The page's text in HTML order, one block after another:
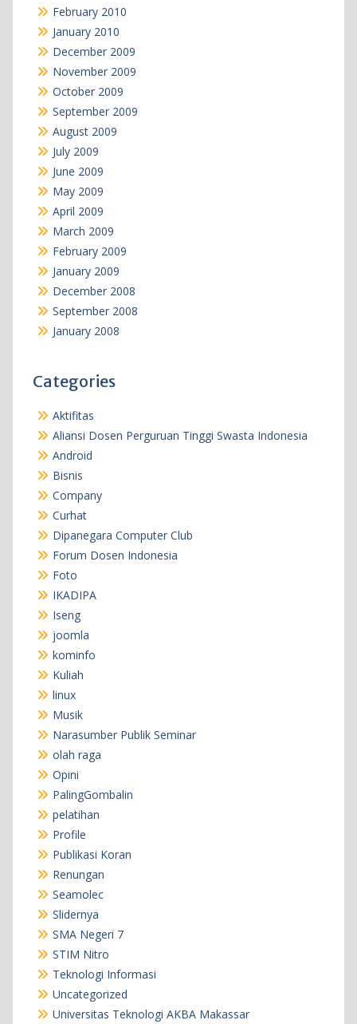
February 2010
January 2010
December 2009
November 2009
October 2009
September 2009
August 2009
July 2009
June 2009
May 2009
April 2009
March 2009
February 2009
January 2009
December 2008
September 2008
January 2008
Categories
Aktifitas
Aliansi Dosen Perguruan Tinggi Swasta Indonesia
Android
Bisnis
Company
Curhat
Dipanegara Computer Club
Forum Dosen Indonesia
Foto
IKADIPA
Iseng
joomla
kominfo
Kuliah
linux
Musik
Narasumber Publik Seminar
olah raga
Opini
PalingGombalin
pelatihan
Profile
Publikasi Koran
Renungan
Seamolec
Slidernya
SMA Negeri 7
STIM Nitro
Teknologi Informasi
Uncategorized
Universitas Teknologi AKBA Makassar